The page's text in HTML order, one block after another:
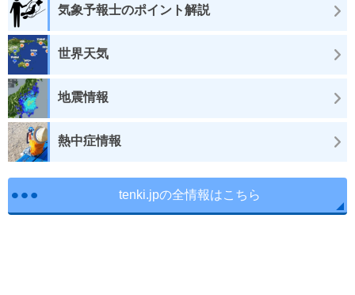
気象予報士のポイント解説
世界天気
地震情報
熱中症情報
tenki.jpの全情報はこちら